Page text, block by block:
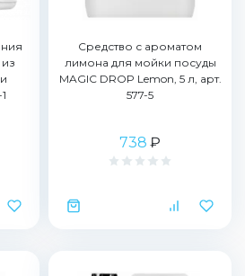
Средство с ароматом
лимона для мойки посуды
MAGIC DROP Lemon, 5 л, арт.
577-5
738 ₽